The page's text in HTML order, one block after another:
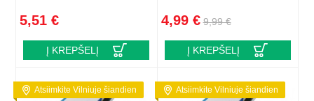
5,51 €
Į KREPŠELĮ
4,99 € 9,99 €
Į KREPŠELĮ
Atsiimkite Vilniuje šiandien Atsiimkite Vilniuje šiandien